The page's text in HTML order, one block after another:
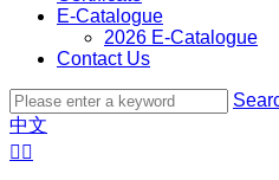
E-Catalogue
2026 E-Catalogue
Contact Us
中文
 